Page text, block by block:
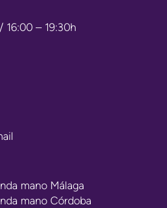
16:00 – 19:30h
mano Málaga
mano Córdoba